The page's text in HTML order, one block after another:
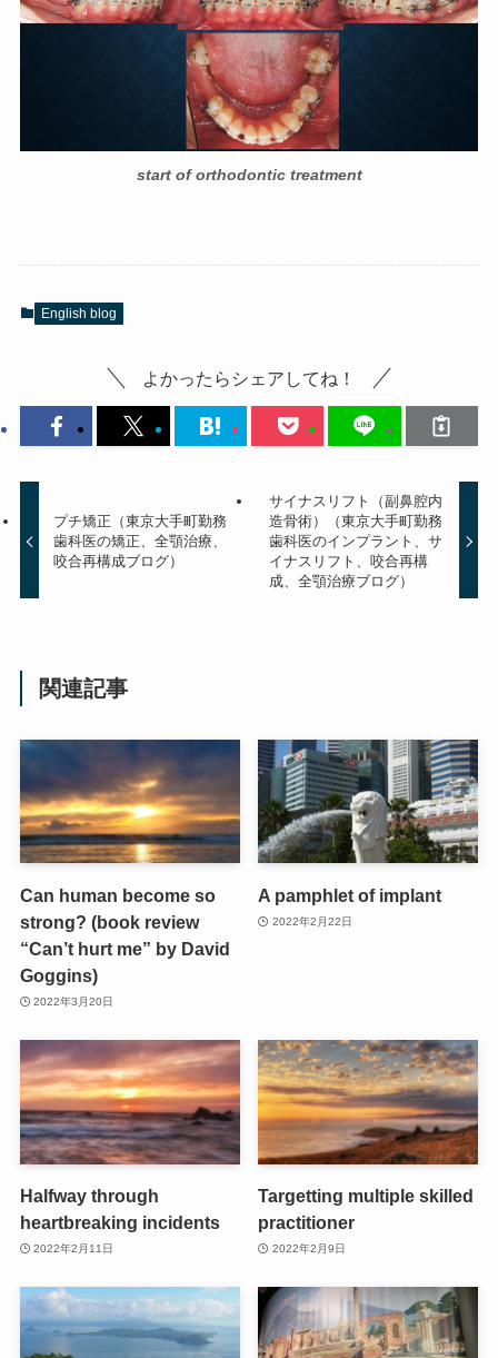
start of orthodontic treatment
English blog
よかったらシェアしてね！
プチ矯正（東京大手町勤務
歯科医の矯正、全顎治療、
咬合再構成ブログ）
サイナスリフト（副鼻腔内
造骨術）（東京大手町勤務
歯科医のインプラント、サ
イナスリフト、咬合再構
成、全顎治療ブログ）
関連記事
Can human become so
strong? (book review
“Can’t hurt me” by David
Goggins)
2022年3月20日
A pamphlet of implant
2022年2月22日
Halfway through
heartbreaking incidents
2022年2月11日
Targetting multiple skilled
practitioner
2022年2月9日